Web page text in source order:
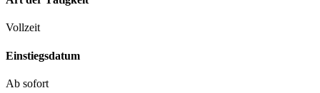
Vollzeit
Einstiegsdatum
Ab sofort